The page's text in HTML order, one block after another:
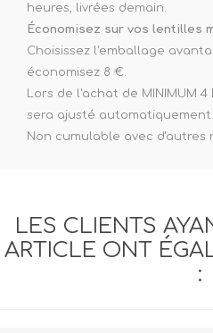
heures, livrées demain.
Économisez sur vos lentilles
Choisissez l'emballage
économisez 8 €.
Lors de l'achat de MINIMUM
sera ajusté automatiquement.
Non cumulable avec d'autres
LES CLIENTS
ARTICLE ONT
: